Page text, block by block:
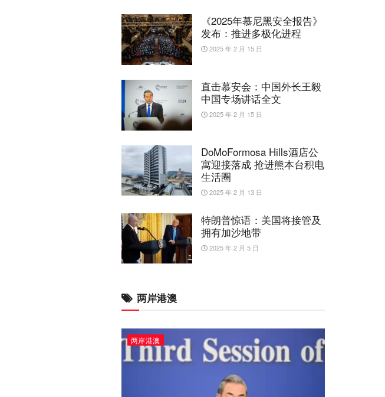
《2025年慕尼黑安全报告》
发布：推进多极化进程
2025 年 2 月 15 日
直击慕安会：中国外长王毅
中国专场讲话全文
2025 年 2 月 15 日
DoMoFormosa Hills酒店公
寓迎接落成 抢进熊本台积电
生活圈
2025 年 2 月 13 日
特朗普惊语：美国将接管及
拥有加沙地带
2025 年 2 月 5 日
两岸港澳
两岸港澳